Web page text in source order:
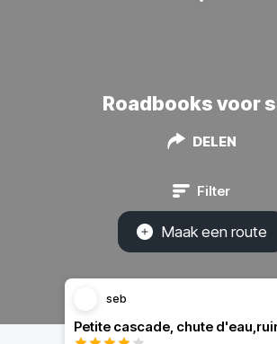
Roadbooks voor
DELEN
Filter
Maak een route
seb